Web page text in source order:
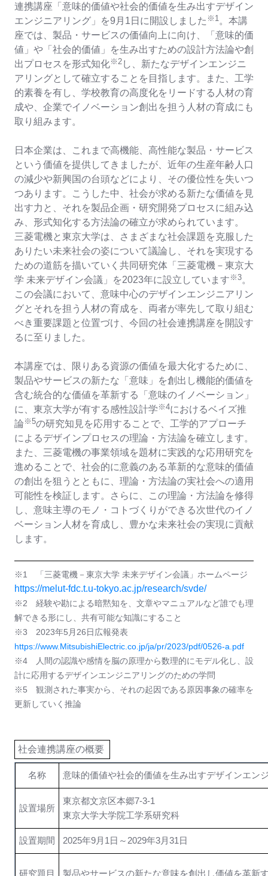
連携講座「意味的価値や社会的価値を生み出すデザイン
エンジニアリング」を9 月1日に開設しました ※ 1 。本講
座では、製品・サービスの価値向上に向け、「意味的価
値」や「社会的価値」を生み出すための設計方法論や創
出プロセスを形式知化※ 2 し、新たなデザインエンジニ
アリングとして確立することを目指します。また、工学
的素養を有し、学校教育の高度化をリードする人材の育
成や、企業でイノベーション創出を担う人材の育成にも
取り組みます。
日本企業は、これまで高機能、高性能な製品・サービス
という価値を提供してきましたが、近年の生産年齢人口
の減少や新興国の台頭などにより、その優位性を失いつ
つあります。こうした中、社会が求める新たな価値を見
出す力と、それを製品企画・研究開発プロセスに組み込
み、形式知化する方法論の確立が求められています。
三菱電機と東京大学は、さまざまな社会課題を克服した
ありたい未来社会の姿について議論し、それを実現する
ための道筋を描いていく共同研究体「三菱電機－東京大
学 未来デザイン会議」を2023年に設立しています ※3。
この会議において、意味中心のデザインエンジニアリン
グとそれを担う人材の育成を、両者が率先して取り組む
べき重要課題と位置づけ、今回の社会連携講座を開設す
るに至りました。
本講座では、限りある資源の価値を最大化するために、
製品やサービスの新たな「意味」を創出し機能的価値を
含む統合的な価値を革新する「意味のイノベーション」
に、東京大学が有する感性設計学 ※4におけるベイズ推
論 ※5の研究知見を応用することで、工学的アプローチ
によるデザインプロセスの理論・方法論を確立します。
また、三菱電機の事業領域を題材に実践的な応用研究を
進めることで、社会的に意義のある革新的な意味的価値
の創出を狙うとともに、理論・方法論の実社会への適用
可能性を検証します。さらに、この理論・方法論を修得
し、意味主導のモノ・コトづくりができる次世代のイノ
ベーション人材を育成し、豊かな未来社会の実現に貢献
します。
※1 「三菱電機－東京大学 未来デザイン会議」ホームページ
https://melut-fdc.t.u-tokyo.ac.jp/research/svde/
※2 経験や勘による暗黙知を、文章やマニュアルなど誰でも理
解できる形にし、共有可能な知識にすること
※3 2023年5月26日広報発表
https://www.MitsubishiElectric.co.jp/ja/pr/2023/pdf/0526-a.pdf
※4 人間の認識や感情を脳の原理から数理的にモデル化し、設
計に応用するデザインエンジニアリングのための学問
※5 観測された事実から、それの起因である原因事象の確率を
更新していく推論
社会連携講座の概要
名称 意味的価値や社会的価値を生み出すデザインエン
設置場所
東京都文京区本郷7-3-1
東京大学大学院工学系研究科
設置期間 2025年9月1日～2029年3月31日
研究題目 製品やサービスの新たな意味を創出し価値を革新